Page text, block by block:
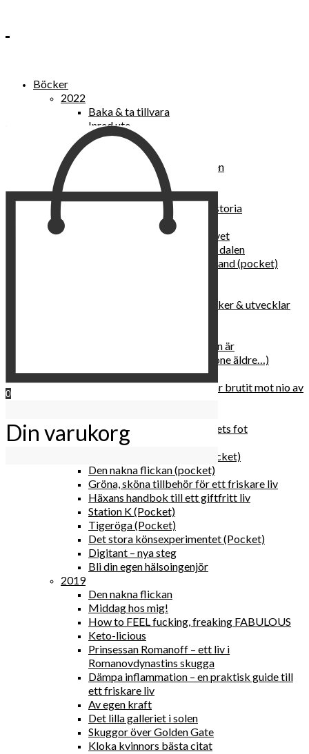
Böcker
2022
Baka & ta tillvara
Inred ute
Power Women
2021
Kvinnan som lekte med elden
“Vi vill nytt, vi begär plats”
Sånger vid avgrunden
Vattenvarelser : en kulturhistoria
Sannas fastebok
Happy skin : ung hud hela livet
Det lilla pensionatet i gröna dalen
I trygghetsnarkomanernas land (pocket)
Self Love – hur du läker, stärker & utvecklar
Hur du blir parisisk var du än är
Äldre och klokare (åtminstone äldre…)
Häxans kokbok
Gud gav oss tio bud – jag har brutit mot nio av
Den lilla vingården vid bergets fot
Happy me
Det lilla galleriet i solen (pocket)
Den nakna flickan (pocket)
Gröna, sköna tillbehör för ett friskare liv
Häxans handbok till ett giftfritt liv
Station K (Pocket)
Tigeröga (Pocket)
Det stora könsexperimentet (Pocket)
Digitant – nya steg
Bli din egen hälsoingenjör
2019
Den nakna flickan
Middag hos mig!
How to FEEL fucking, freaking FABULOUS
Keto-licious
Prinsessan Romanoff – ett liv i
Romanovdynastins skugga
Dämpa inflammation – en praktisk guide till
ett friskare liv
Av egen kraft
Det lilla galleriet i solen
Skuggor över Golden Gate
Kloka kvinnors bästa citat
0
Din varukorg